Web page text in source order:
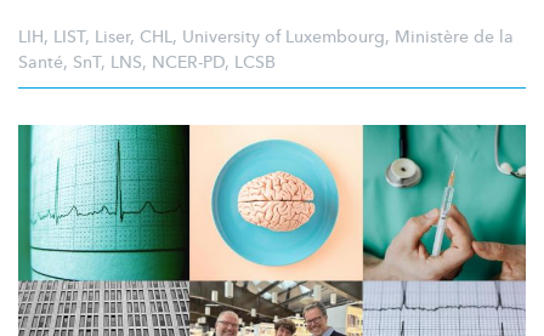
LIH, LIST, Liser, CHL, University of Luxembourg, Ministère de la
Santé, SnT, LNS, NCER-PD, LCSB